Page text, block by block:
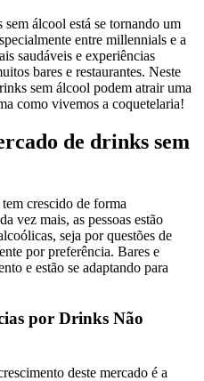
álcool está se tornando um
entre millennials e a
saudáveis e experiências
bares e restaurantes. Neste
sem álcool podem atrair uma
como vivemos a coquetelaria!
de drinks sem
tem crescido de forma
vez mais, as pessoas estão
seja por questões de
por preferência. Bares e
e estão se adaptando para
por Drinks Não
deste mercado é a